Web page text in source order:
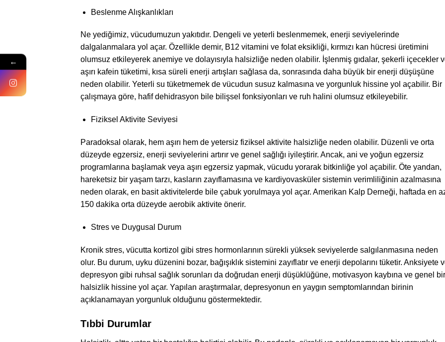
Beslenme Alışkanlıkları
Ne yediğimiz, vücudumuzun yakıtıdır. Dengeli ve yeterli beslenmemek, enerji seviyelerinde
dalgalanmalara yol açar. Özellikle demir, B12 vitamini ve folat eksikliği, kırmızı kan hücresi üretimini
olumsuz etkileyerek anemiye ve dolayısıyla halsizliğe neden olabilir. İşlenmiş gıdalar, şekerli içecekler
aşırı kafein tüketimi, kısa süreli enerji artışları sağlasa da, sonrasında daha büyük bir enerji düşüşüne
neden olabilir. Yeterli su tüketmemek de vücudun susuz kalmasına ve yorgunluk hissine yol açabilir. Bir
çalışmaya göre, hafif dehidrasyon bile bilişsel fonksiyonları ve ruh halini olumsuz etkileyebilir.
Fiziksel Aktivite Seviyesi
Paradoksal olarak, hem aşırı hem de yetersiz fiziksel aktivite halsizliğe neden olabilir. Düzenli ve orta
düzeyde egzersiz, enerji seviyelerini artırır ve genel sağlığı iyileştirir. Ancak, ani ve yoğun egzersiz
programlarına başlamak veya aşırı egzersiz yapmak, vücudu yorarak bitkinliğe yol açabilir. Öte yandan,
hareketsiz bir yaşam tarzı, kasların zayıflamasına ve kardiyovasküler sistemin verimliliğinin azalmasına
neden olarak, en basit aktivitelerde bile çabuk yorulmaya yol açar. Amerikan Kalp Derneği, haftada en
150 dakika orta düzeyde aerobik aktivite önerir.
Stres ve Duygusal Durum
Kronik stres, vücutta kortizol gibi stres hormonlarının sürekli yüksek seviyelerde salgılanmasına neden
olur. Bu durum, uyku düzenini bozar, bağışıklık sistemini zayıflatır ve enerji depolarını tüketir. Anksiyete
depresyon gibi ruhsal sağlık sorunları da doğrudan enerji düşüklüğüne, motivasyon kaybına ve genel bir
halsizlik hissine yol açar. Yapılan araştırmalar, depresyonun en yaygın semptomlarından birinin
açıklanamayan yorgunluk olduğunu göstermektedir.
Tıbbi Durumlar
←